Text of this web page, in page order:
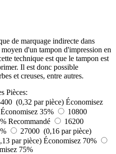
de marquage indirecte dans
d'un tampon d'impression en
technique est que le tampon est
Il est donc possible
et creuses, entre autres.
Pièces:
(0,32 par pièce) Économisez
Économisez 35%
10800
Recommandé
16200
27000 (0,16 par pièce)
par pièce) Économisez 70%
75%